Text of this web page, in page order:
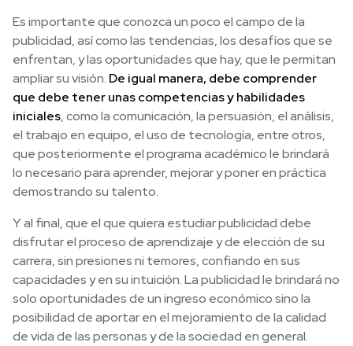
Es importante que conozca un poco el campo de la
publicidad, así como las tendencias, los desafíos que se
enfrentan, y las oportunidades que hay, que le permitan
ampliar su visión. De igual manera, debe comprender
que debe tener unas competencias y habilidades
iniciales, como la comunicación, la persuasión, el análisis,
el trabajo en equipo, el uso de tecnología, entre otros,
que posteriormente el programa académico le brindará
lo necesario para aprender, mejorar y poner en práctica
demostrando su talento.
Y al final, que el que quiera estudiar publicidad debe
disfrutar el proceso de aprendizaje y de elección de su
carrera, sin presiones ni temores, confiando en sus
capacidades y en su intuición. La publicidad le brindará no
solo oportunidades de un ingreso económico sino la
posibilidad de aportar en el mejoramiento de la calidad
de vida de las personas y de la sociedad en general.